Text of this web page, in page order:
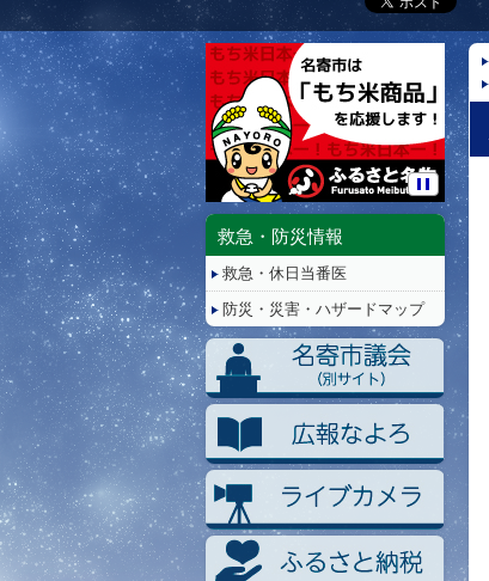
停
再
救急・防災情報
救急・休日当番医
防災・災害・ハザードマップ